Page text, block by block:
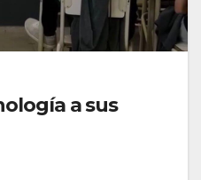
a sus